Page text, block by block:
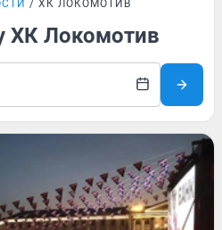
ХК ЛОКОМОТИВ
ХК Локомотив